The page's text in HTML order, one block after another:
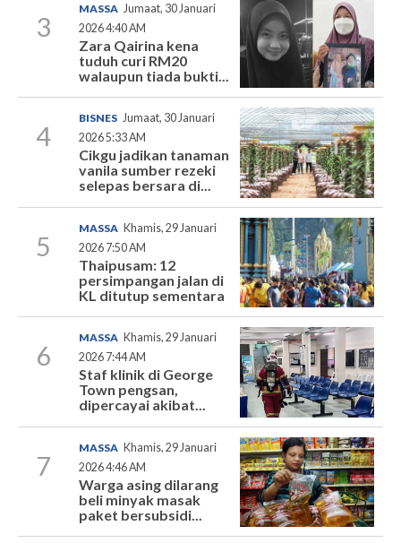
3
MASSA Jumaat, 30 Januari
2026 4:40 AM
Zara Qairina kena
tuduh curi RM20
walaupun tiada bukti...
4
BISNES Jumaat, 30 Januari
2026 5:33 AM
Cikgu jadikan tanaman
vanila sumber rezeki
selepas bersara di...
5
MASSA Khamis, 29 Januari
2026 7:50 AM
Thaipusam: 12
persimpangan jalan di
KL ditutup sementara
6
MASSA Khamis, 29 Januari
2026 7:44 AM
Staf klinik di George
Town pengsan,
dipercayai akibat...
7
MASSA Khamis, 29 Januari
2026 4:46 AM
Warga asing dilarang
beli minyak masak
paket bersubsidi...